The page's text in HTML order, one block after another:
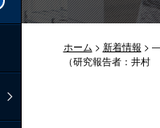
ホーム > 新着情報 >
（研究報告者：井村